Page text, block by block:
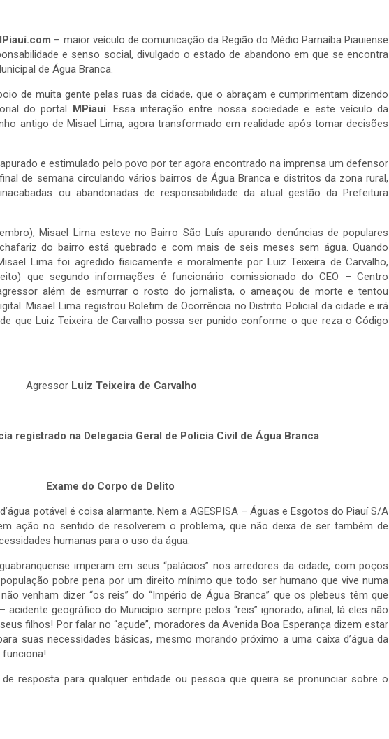
– maior veículo de comunicação da Região do Médio Parnaíba Piauiense
e senso social, divulgado o estado de abandono em que se encontra
de Água Branca.
de muita gente pelas ruas da cidade, que o abraçam e cumprimentam dizendo
do portal MPiauí. Essa interação entre nossa sociedade e este veículo da
antigo de Misael Lima, agora transformado em realidade após tomar decisões
e estimulado pelo povo por ter agora encontrado na imprensa um defensor
de semana circulando vários bairros de Água Branca e distritos da zona rural,
ou abandonadas de responsabilidade da atual gestão da Prefeitura
Misael Lima esteve no Bairro São Luís apurando denúncias de populares
do bairro está quebrado e com mais de seis meses sem água. Quando
Lima foi agredido fisicamente e moralmente por Luiz Teixeira de Carvalho,
que segundo informações é funcionário comissionado do CEO – Centro
além de esmurrar o rosto do jornalista, o ameaçou de morte e tentou
Misael Lima registrou Boletim de Ocorrência no Distrito Policial da cidade e irá
que Luiz Teixeira de Carvalho possa ser punido conforme o que reza o Código
Agressor Luiz Teixeira de Carvalho
registrado na Delegacia Geral de Policia Civil de Água Branca
Exame do Corpo de Delito
potável é coisa alarmante. Nem a AGESPISA – Águas e Esgotos do Piauí S/A
ação no sentido de resolverem o problema, que não deixa de ser também de
humanas para o uso da água.
imperam em seus “palácios” nos arredores da cidade, com poços
pobre pena por um direito mínimo que todo ser humano que vive numa
venham dizer “os reis” do “Império de Água Branca” que os plebeus têm que
acidente geográfico do Município sempre pelos “reis” ignorado; afinal, lá eles não
filhos! Por falar no “açude”, moradores da Avenida Boa Esperança dizem estar
suas necessidades básicas, mesmo morando próximo a uma caixa d’água da
funciona!
resposta para qualquer entidade ou pessoa que queira se pronunciar sobre o